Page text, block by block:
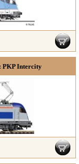
PKP Intercity